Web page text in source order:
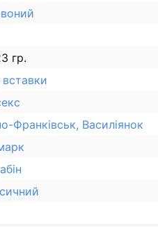
гр.
Франківськ, Василіянок